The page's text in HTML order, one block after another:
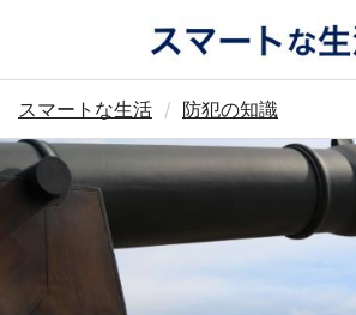
スマートな生活 防犯の知識